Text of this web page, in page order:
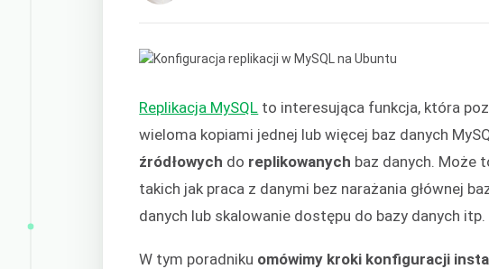
Replikacja MySQL to interesująca funkcja, która
wieloma kopiami jednej lub więcej baz danych
źródłowych do replikowanych baz danych. Może
takich jak praca z danymi bez narażania głównej
danych lub skalowanie dostępu do bazy danych itp.
W tym poradniku omówimy kroki konfiguracji